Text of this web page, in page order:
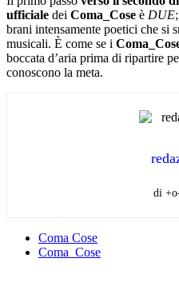
ufficiale dei Coma_Cose è DUE
brani intensamente poetici che si
musicali. È come se i
boccata d’aria prima di ripartire
conoscono la meta.
di
Coma Cose
Coma_Cose